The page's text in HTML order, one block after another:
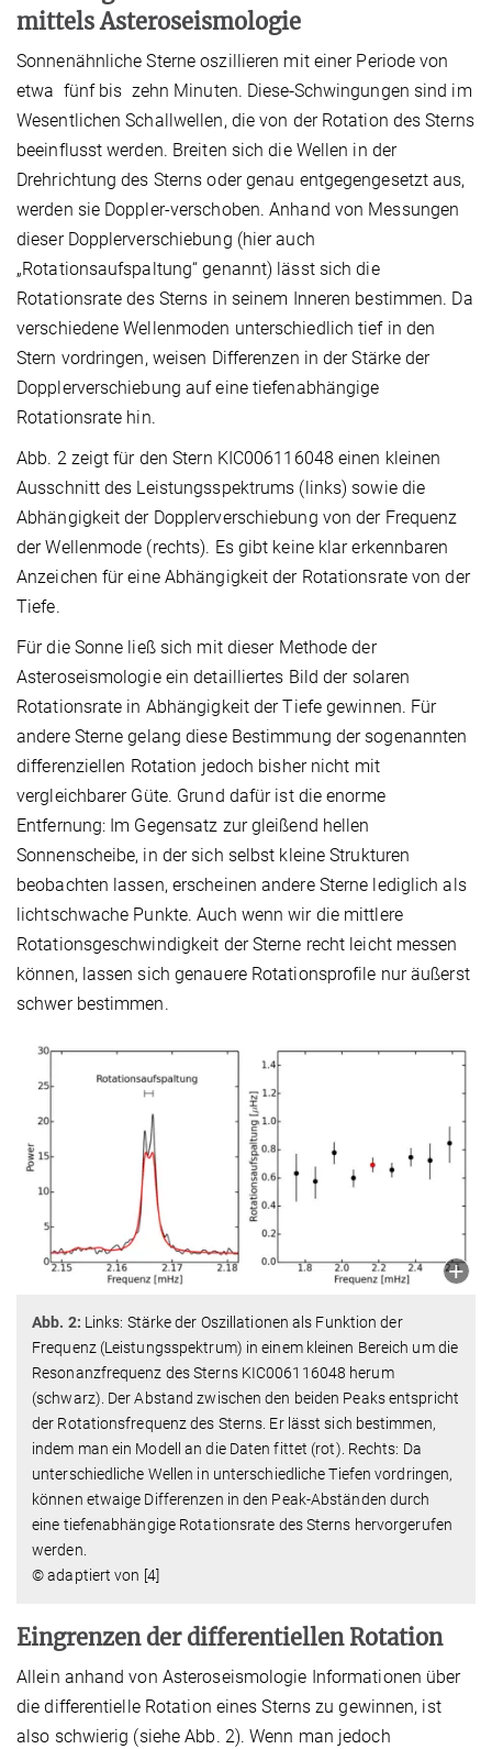
mittels Asteroseismologie
Sonnenähnliche Sterne oszillieren mit einer Periode von
etwa fünf bis zehn Minuten. Diese Schwingungen sind im
Wesentlichen Schallwellen, die von der Rotation des Sterns
beeinflusst werden. Breiten sich die Wellen in der
Drehrichtung des Sterns oder genau entgegengesetzt aus,
werden sie Doppler-verschoben. Anhand von Messungen
dieser Dopplerverschiebung (hier auch
„Rotationsaufspaltung“ genannt) lässt sich die
Rotationsrate des Sterns in seinem Inneren bestimmen. Da
verschiedene Wellenmoden unterschiedlich tief in den
Stern vordringen, weisen Differenzen in der Stärke der
Dopplerverschiebung auf eine tiefenabhängige
Rotationsrate hin.
Abb. 2 zeigt für den Stern KIC006116048 einen kleinen
Ausschnitt des Leistungsspektrums (links) sowie die
Abhängigkeit der Dopplerverschiebung von der Frequenz
der Wellenmode (rechts). Es gibt keine klar erkennbaren
Anzeichen für eine Abhängigkeit der Rotationsrate von der
Tiefe.
Für die Sonne ließ sich mit dieser Methode der
Asteroseismologie ein detailliertes Bild der solaren
Rotationsrate in Abhängigkeit der Tiefe gewinnen. Für
andere Sterne gelang diese Bestimmung der sogenannten
differenziellen Rotation jedoch bisher nicht mit
vergleichbarer Güte. Grund dafür ist die enorme
Entfernung: Im Gegensatz zur gleißend hellen
Sonnenscheibe, in der sich selbst kleine Strukturen
beobachten lassen, erscheinen andere Sterne lediglich als
lichtschwache Punkte. Auch wenn wir die mittlere
Rotationsgeschwindigkeit der Sterne recht leicht messen
können, lassen sich genauere Rotationsprofile nur äußerst
schwer bestimmen.
Abb. 2: Links: Stärke der Oszillationen als Funktion der
Frequenz (Leistungsspektrum) in einem kleinen Bereich um die
Resonanzfrequenz des Sterns KIC006116048 herum
(schwarz). Der Abstand zwischen den beiden Peaks entspricht
der Rotationsfrequenz des Sterns. Er lässt sich bestimmen,
indem man ein Modell an die Daten fittet (rot). Rechts: Da
unterschiedliche Wellen in unterschiedliche Tiefen vordringen,
können etwaige Differenzen in den Peak-Abständen durch
eine tiefenabhängige Rotationsrate des Sterns hervorgerufen
werden.
© adaptiert von [4]
Eingrenzen der differentiellen Rotation
Allein anhand von Asteroseismologie Informationen über
die differentielle Rotation eines Sterns zu gewinnen, ist
also schwierig (siehe Abb. 2). Wenn man jedoch